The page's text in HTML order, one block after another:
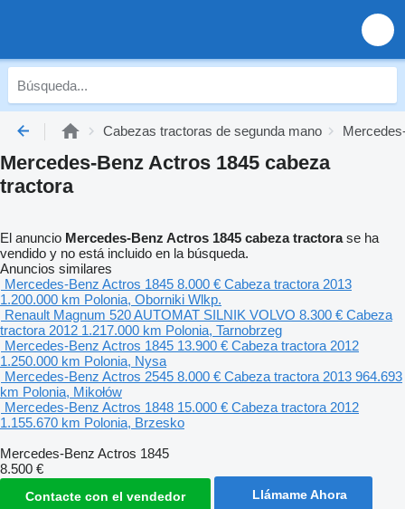
Cabezas tractoras de segunda mano
Mercedes-Benz Actros 1845 cabeza
tractora
El anuncio Mercedes-Benz Actros 1845 cabeza tractorase ha
vendido y no está incluido en la búsqueda.
Anuncios similares
Mercedes-Benz Actros 1845 8.000 € Cabeza tractora 2013
1.200.000 km Polonia, Oborniki Wlkp.
Renault Magnum 520 AUTOMAT SILNIK VOLVO 8.300 € Cabeza
tractora 2012 1.217.000 km Polonia, Tarnobrzeg
Mercedes-Benz Actros 1845 13.900 € Cabeza tractora 2012
1.250.000 km Polonia, Nysa
Mercedes-Benz Actros 2545 8.000 € Cabeza tractora 2013 964.693
km Polonia, Mikołów
Mercedes-Benz Actros 1848 15.000 € Cabeza tractora 2012
1.155.670 km Polonia, Brzesko
Mercedes-Benz Actros 1845
8.500 €
Contacte con el vendedor Llámame Ahora